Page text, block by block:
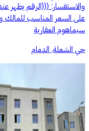
والاستفسار: (((الرقم
على السعر المناسب للمالك
سيماهوم العقارية
حي الشعلة, الدمام